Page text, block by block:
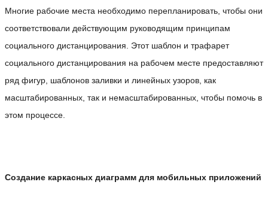
Многие рабочие места необходимо перепланировать, чтобы они
соответствовали действующим руководящим принципам
социального дистанцирования. Этот шаблон и трафарет
социального дистанцирования на рабочем месте предоставляют
ряд фигур, шаблонов заливки и линейных узоров, как
масштабированных, так и немасштабированных, чтобы помочь в
этом процессе.
Создание каркасных диаграмм для мобильных приложений